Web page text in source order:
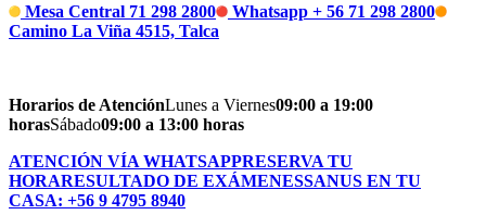
Mesa Central 71 298 2800
Whatsapp + 56 71 298 2800
Camino La Viña 4515, Talca
Horarios de AtenciónLunes a Viernes09:00 a 19:00
horasSábado09:00 a 13:00 horas
ATENCIÓN VÍA WHATSAPPRESERVA TU
HORARESULTADO DE EXÁMENESSANUS EN TU
CASA: +56 9 4795 8940